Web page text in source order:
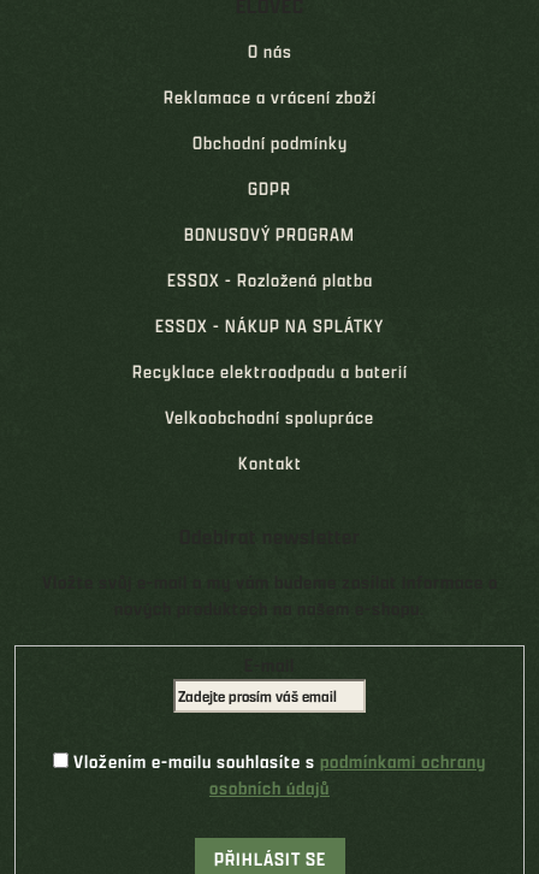
O nás
Reklamace a vrácení zboží
Obchodní podmínky
GDPR
BONUSOVÝ PROGRAM
ESSOX - Rozložená platba
ESSOX - NÁKUP NA SPLÁTKY
Recyklace elektroodpadu a baterií
Velkoobchodní spolupráce
Kontakt
Vložením e-mailu souhlasíte s podmínkami ochrany
osobních údajů
PŘIHLÁSIT SE